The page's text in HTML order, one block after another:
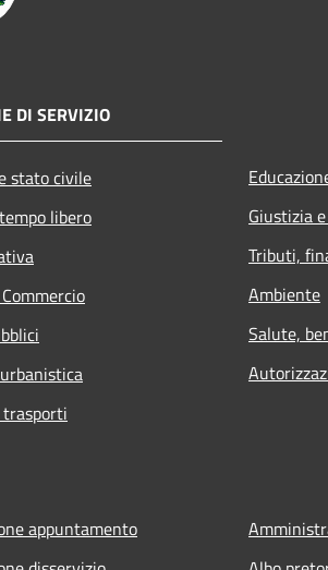
DI SERVIZIO
stato civile
libero
Giustizia
Tributi,
Ambiente
Salute,
appuntamento